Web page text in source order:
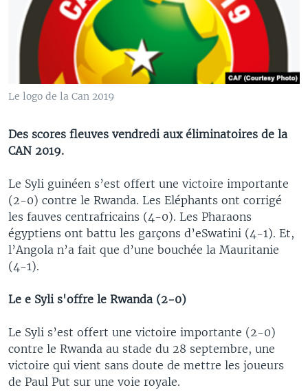
Le logo de la Can 2019
Des scores fleuves vendredi aux éliminatoires de la
CAN 2019.
Le Syli guinéen s’est offert une victoire importante
(2-0) contre le Rwanda. Les Eléphants ont corrigé
les fauves centrafricains (4-0). Les Pharaons
égyptiens ont battu les garçons d’eSwatini (4-1). Et,
l’Angola n’a fait que d’une bouchée la Mauritanie
(4-1).
Le e Syli s'offre le Rwanda (2-0)
Le Syli s’est offert une victoire importante (2-0)
contre le Rwanda au stade du 28 septembre, une
victoire qui vient sans doute de mettre les joueurs
de Paul Put sur une voie royale.